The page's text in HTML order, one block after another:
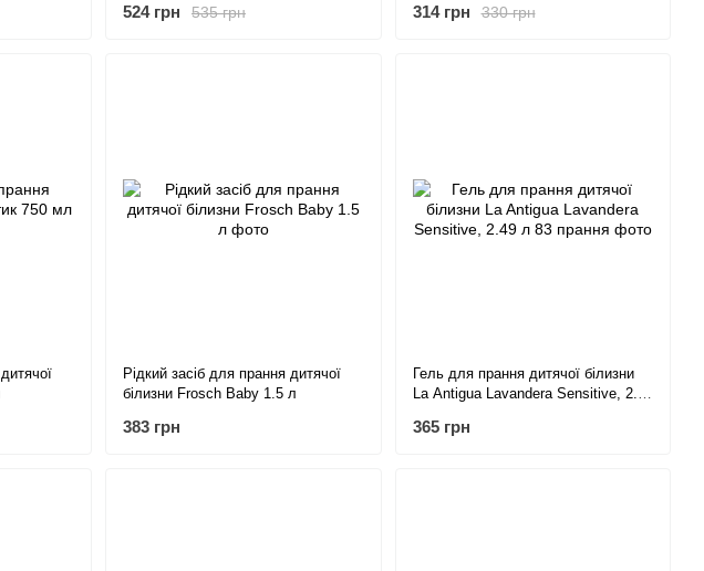
535 грн
524 грн 330 грн
314 грн
Рідкий засіб для прання дитячої
білизни Frosch Baby 1.5 л
383 грн
Гель для прання дитячої білизни
La Antigua Lavandera Sensitive, 2.49
365 грн